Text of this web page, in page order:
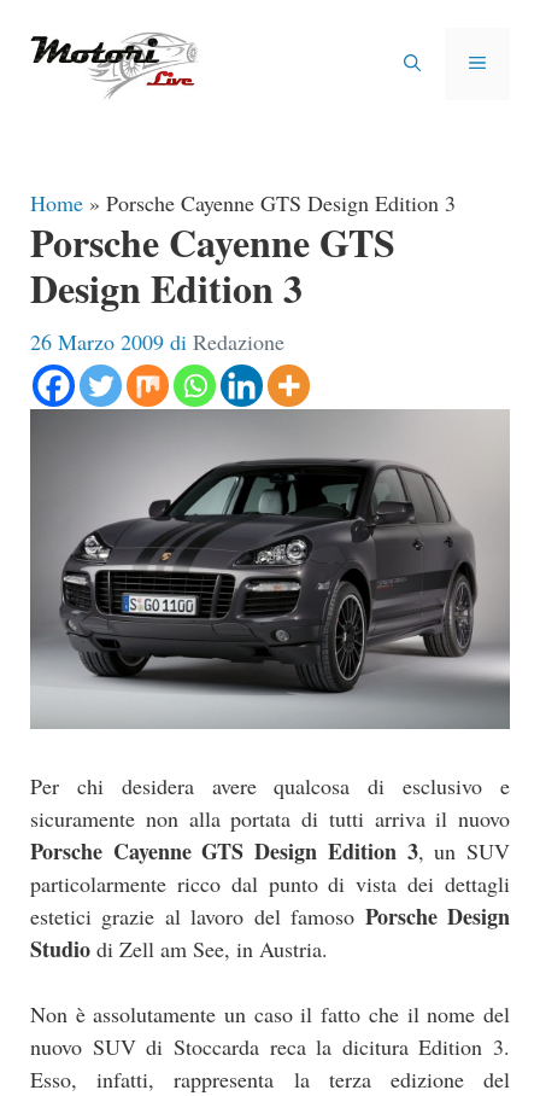
MENU
Home » Porsche Cayenne GTS Design Edition 3
Porsche Cayenne GTS
Design Edition 3
26 Marzo 2009 di Redazione
Per chi desidera avere qualcosa di esclusivo e
sicuramente non alla portata di tutti arriva il nuovo
Porsche Cayenne GTS Design Edition 3, un SUV
particolarmente ricco dal punto di vista dei dettagli
estetici grazie al lavoro del famoso Porsche Design
Studio di Zell am See, in Austria.
Non è assolutamente un caso il fatto che il nome del
nuovo SUV di Stoccarda reca la dicitura Edition 3.
Esso, infatti, rappresenta la terza edizione del